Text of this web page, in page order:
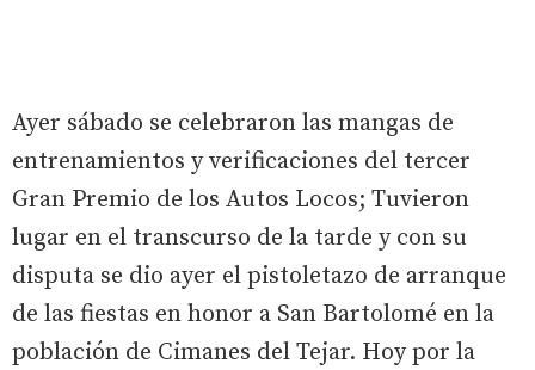
Ayer sábado se celebraron las mangas de
entrenamientos y verificaciones del tercer
Gran Premio de los Autos Locos; Tuvieron
lugar en el transcurso de la tarde y con su
disputa se dio ayer el pistoletazo de arranque
de las fiestas en honor a San Bartolomé en la
población de Cimanes del Tejar. Hoy por la